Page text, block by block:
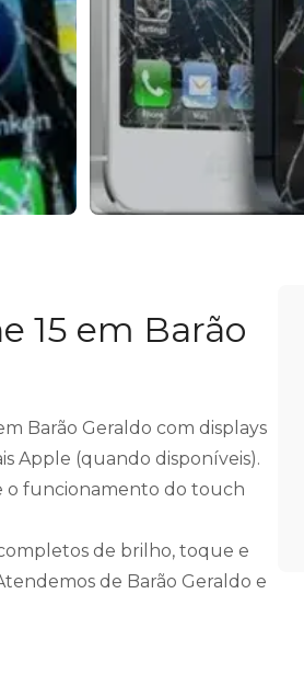
15 em Barão
Barão Geraldo com displays
Apple (quando disponíveis).
o funcionamento do touch
de brilho, toque e
de Barão Geraldo e